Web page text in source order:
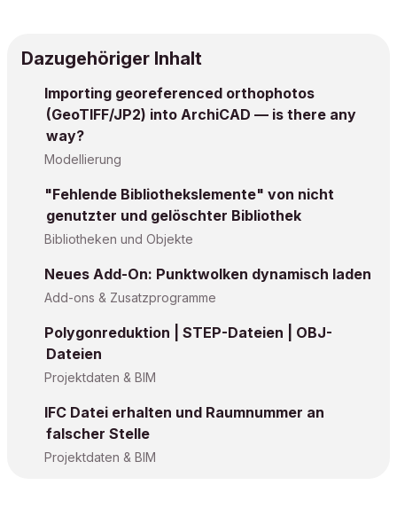
Dazugehöriger Inhalt
Importing georeferenced orthophotos
(GeoTIFF/JP2) into ArchiCAD — is there any
way?
Modellierung
"Fehlende Bibliothekslemente" von nicht
genutzter und gelöschter Bibliothek
Bibliotheken und Objekte
Neues Add-On: Punktwolken dynamisch laden
Add-ons & Zusatzprogramme
Polygonreduktion | STEP-Dateien | OBJ-
Dateien
Projektdaten & BIM
IFC Datei erhalten und Raumnummer an
falscher Stelle
Projektdaten & BIM